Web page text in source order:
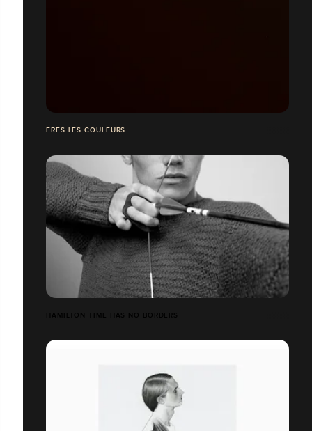
ERES LES COULEURS
HAMILTON TIME HAS NO BORDERS